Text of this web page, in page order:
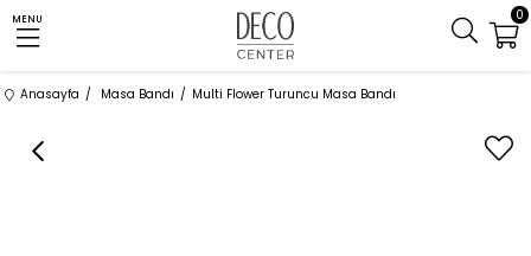
MENU 0
Anasayfa Masa Bandı Multi Flower Turuncu Masa Bandı